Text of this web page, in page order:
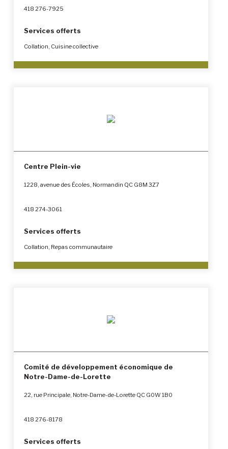
418 276-7925
Services offerts
Collation, Cuisine collective
Centre Plein-vie
1228, avenue des Écoles, Normandin QC G8M 3Z7
418 274-3061
Services offerts
Collation, Repas communautaire
Comité de développement économique de
Notre-Dame-de-Lorette
22, rue Principale, Notre-Dame-de-Lorette QC G0W 1B0
418 276-8178
Services offerts